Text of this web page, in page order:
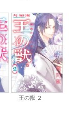
王の獣 ２